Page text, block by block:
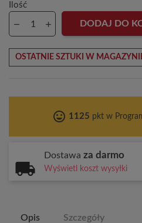
Ilość
DODAJ DO
OSTATNIE SZTUKI W
tag_faces 1125 pkt w
Dostawa za darmo
Wyświetl koszt wysyłki
Opis Szczegóły